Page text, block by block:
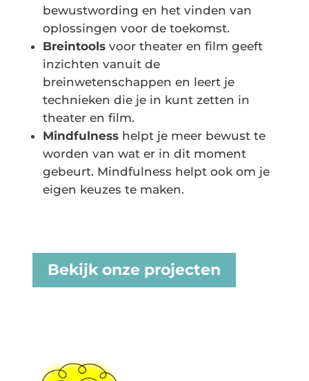
bewustwording en het vinden van
oplossingen voor de toekomst.
Breintoolsvoor theater en film geeft
inzichten vanuit de
breinwetenschappen en leert je
technieken die je in kunt zetten in
theater en film.
Mindfulnesshelpt je meer bewust te
worden van wat er in dit moment
gebeurt. Mindfulness helpt ook om je
eigen keuzes te maken.
Bekijk onze projecten